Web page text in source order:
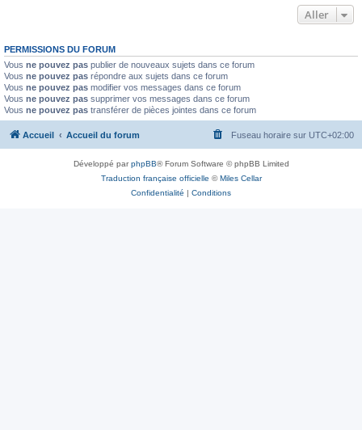
Aller
PERMISSIONS DU FORUM
Vous ne pouvez pas publier de nouveaux sujets dans ce forum
Vous ne pouvez pas répondre aux sujets dans ce forum
Vous ne pouvez pas modifier vos messages dans ce forum
Vous ne pouvez pas supprimer vos messages dans ce forum
Vous ne pouvez pas transférer de pièces jointes dans ce forum
Accueil Accueil du forum Fuseau horaire sur UTC+02:00
Développé parphpBB® Forum Software © phpBB Limited
Traduction française officielle ©Miles Cellar
Confidentialité | Conditions